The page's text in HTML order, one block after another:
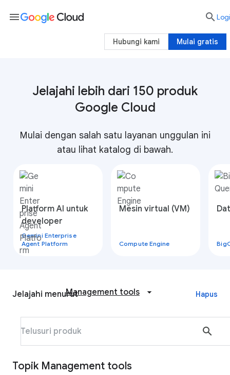
Jelajahi lebih dari 150 produk
Google Cloud
Mulai dengan salah satu layanan unggulan ini
atau lihat katalog di bawah.
Platform AI untuk
developer
Gemini Enterprise
Agent Platform
Mesin virtual (VM)
Compute Engine
Jelajahi menurutManagement tools Hapus
search
Topik Management tools
menu 
Mulai gratis
Hubungi kami